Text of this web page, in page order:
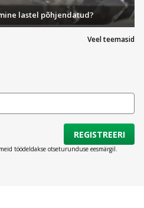
Veel teemasid
lastel põhjendatud?
REGISTREERI
töödeldakse otseturunduse eesmärgil.